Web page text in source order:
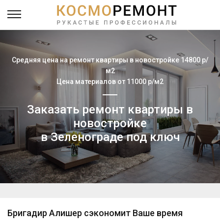
Средняя цена на ремонт квартиры в новостройке 14800 р/
м2
Цена материалов от 11000 р/м2
Заказать ремонт квартиры в
новостройке
в Зеленограде под ключ
Бригадир Алишер сэкономит Ваше время